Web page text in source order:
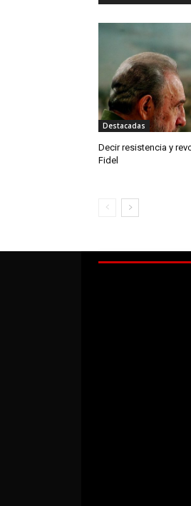
Destacadas
Decir resistencia y
Fidel